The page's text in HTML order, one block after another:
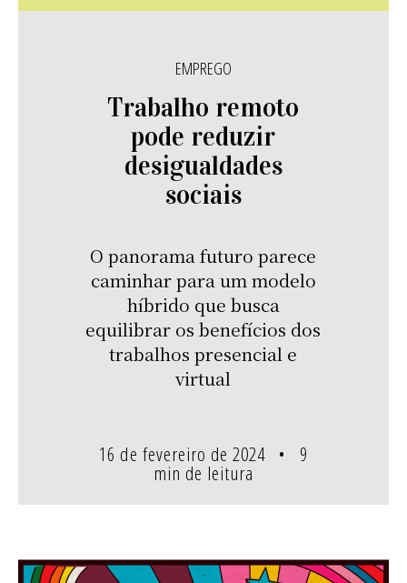
EMPREGO
Trabalho remoto
pode reduzir
desigualdades
sociais
O panorama futuro parece
caminhar para um modelo
híbrido que busca
equilibrar os benefícios dos
trabalhos presencial e
virtual
16 de fevereiro de 2024 9
min de leitura